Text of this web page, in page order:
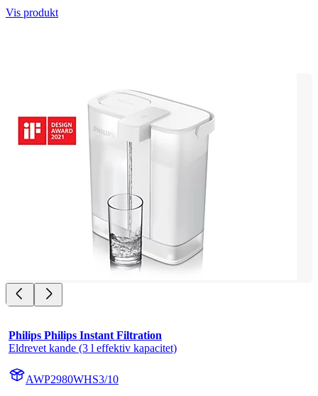
Vis produkt
Philips Philips Instant Filtration
Eldrevet kande (3 l effektiv kapacitet)
AWP2980WHS3/10